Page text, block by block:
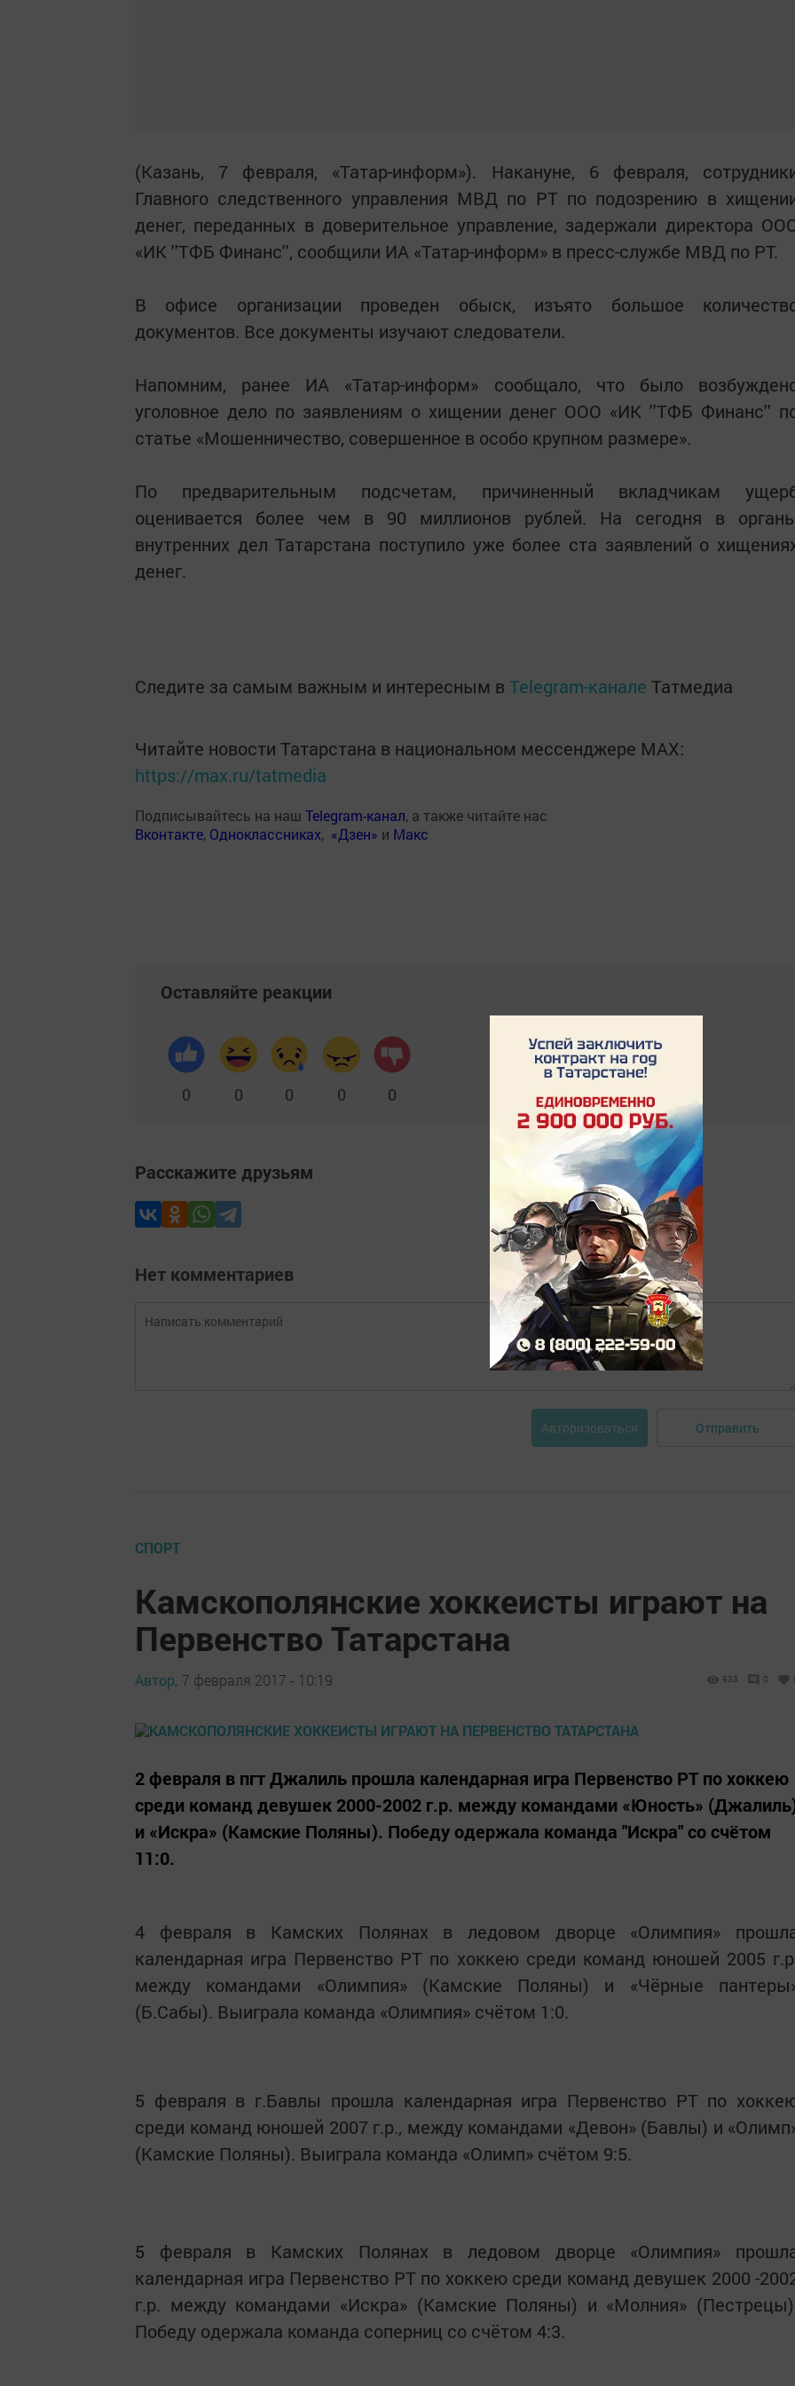
(Казань, 7 февраля, «Татар-информ»). Накануне, 6 февраля,
Главного следственного управления МВД по РТ по подозрению в
денег, переданных в доверительное управление, задержали директора
«ИК ''ТФБ Финанс'', сообщили ИА «Татар-информ» в пресс-службе МВД по РТ.
В офисе организации проведен обыск, изъято большое
документов. Все документы изучают следователи.
Напомним, ранее ИА «Татар-информ» сообщало, что было
уголовное дело по заявлениям о хищении денег ООО «ИК ''ТФБ Финанс''
статье «Мошенничество, совершенное в особо крупном размере».
По предварительным подсчетам, причиненный вкладчикам
оценивается более чем в 90 миллионов рублей. На сегодня в
внутренних дел Татарстана поступило уже более ста заявлений о
денег.
Следите за самым важным и интересным в Telegram-канале Татмедиа
Читайте новости Татарстана в национальном мессенджере MАХ:
https://max.ru/tatmedia
Подписывайтесь на наш Telegram-канал, а также читайте нас
Вконтакте, Одноклассниках, «Дзен» и Макс
Оставляйте реакции
0 0 0 0 0
Расскажите друзьям
Нет комментариев
Авторизоваться Отправить
СПОРТ
Камскополянские хоккеисты играют на
Первенство Татарстана
Автор, 7 февраля 2017 - 10:19 933 0
2 февраля в пгт Джалиль прошла календарная игра Первенство РТ по хоккею
среди команд девушек 2000-2002 г.р. между командами «Юность»
и «Искра» (Камские Поляны). Победу одержала команда "Искра" со счётом
11:0.
4 февраля в Камских Полянах в ледовом дворце «Олимпия»
календарная игра Первенство РТ по хоккею среди команд юношей 2005
между командами «Олимпия» (Камские Поляны) и «Чёрные
(Б.Сабы). Выиграла команда «Олимпия» счётом 1:0.
5 февраля в г.Бавлы прошла календарная игра Первенство РТ по
среди команд юношей 2007 г.р., между командами «Девон» (Бавлы) и
(Камские Поляны). Выиграла команда «Олимп» счётом 9:5.
5 февраля в Камских Полянах в ледовом дворце «Олимпия»
календарная игра Первенство РТ по хоккею среди команд девушек 2000 -
г.р. между командами «Искра» (Камские Поляны) и «Молния»
Победу одержала команда соперниц со счётом 4:3.